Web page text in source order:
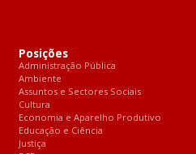
Posições
Administração Pública
Ambiente
Assuntos e Sectores Sociais
Cultura
Economia e Aparelho Produtivo
Educação e Ciência
Justiça